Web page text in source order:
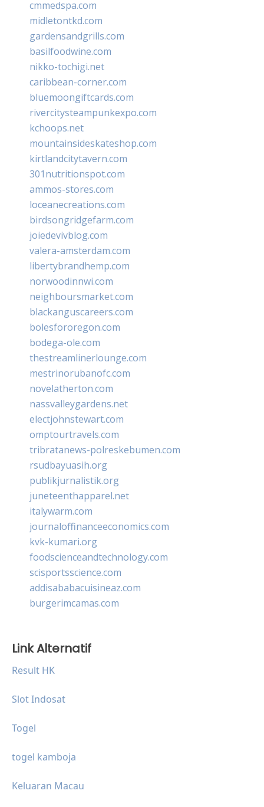
cmmedspa.com
midletontkd.com
gardensandgrills.com
basilfoodwine.com
nikko-tochigi.net
caribbean-corner.com
bluemoongiftcards.com
rivercitysteampunkexpo.com
kchoops.net
mountainsideskateshop.com
kirtlandcitytavern.com
301nutritionspot.com
ammos-stores.com
loceanecreations.com
birdsongridgefarm.com
joiedevivblog.com
valera-amsterdam.com
libertybrandhemp.com
norwoodinnwi.com
neighboursmarket.com
blackanguscareers.com
bolesfororegon.com
bodega-ole.com
thestreamlinerlounge.com
mestrinorubanofc.com
novelatherton.com
nassvalleygardens.net
electjohnstewart.com
omptourtravels.com
tribratanews-polreskebumen.com
rsudbayuasih.org
publikjurnalistik.org
juneteenthapparel.net
italywarm.com
journaloffinanceeconomics.com
kvk-kumari.org
foodscienceandtechnology.com
scisportsscience.com
addisababacuisineaz.com
burgerimcamas.com
Link Alternatif
Result HK
Slot Indosat
Togel
togel kamboja
Keluaran Macau